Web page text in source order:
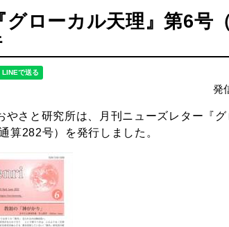
グローカル天理』第6号
発
やさと研究所は、月刊ニューズレター『
算282号）を発行しました。